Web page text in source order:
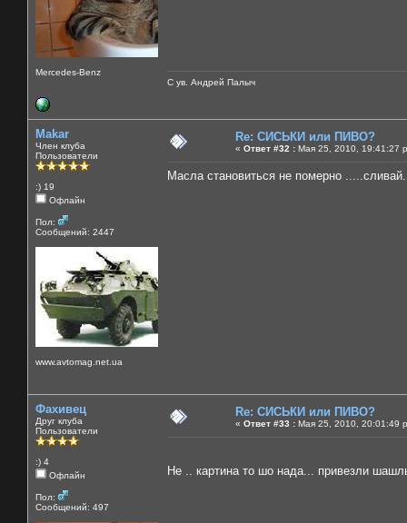
Mercedes-Benz
С ув. Андрей Палыч
Makar
Член клуба
Пользователи
:) 19
Офлайн
Пол:
Сообщений: 2447
www.avtomag.net.ua
Re: СИСЬКИ или ПИВО?
« Ответ #32 : Мая 25, 2010, 19:41:27
Масла становиться не померно
Фахивец
Друг клуба
Пользователи
:) 4
Офлайн
Пол:
Сообщений: 497
Re: СИСЬКИ или ПИВО?
« Ответ #33 : Мая 25, 2010, 20:01:49
Не .. картина то шо нада... привезли